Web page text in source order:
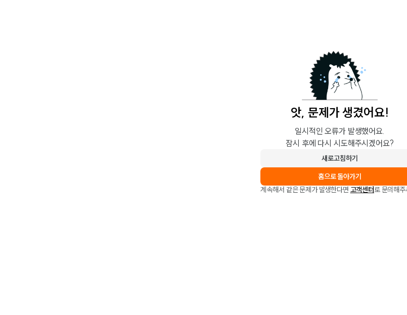
앗, 문제가 생겼어요!
일시적인 오류가 발생했어요.
잠시 후에 다시 시도해주시겠어요?
새로고침하기
홈으로 돌아가기
계속해서 같은 문제가 발생한다면 고객센터로 문의해